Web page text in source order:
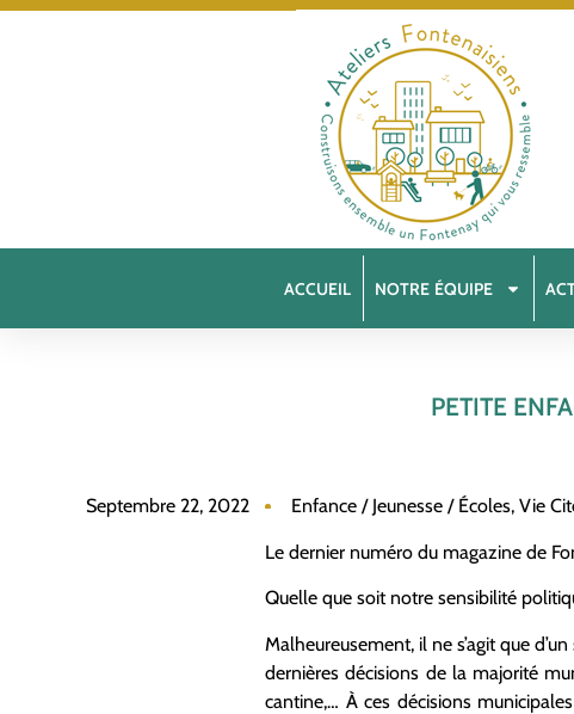
ACCUEIL NOTRE ÉQUIPE
PETITE
Septembre 22, 2022 Enfance / Jeunesse / Écoles, Vie
Le dernier numéro du magazine de
Quelle que soit notre sensibilité
Malheureusement, il ne s’agit que
dernières décisions de la majorité
cantine,… À ces décisions